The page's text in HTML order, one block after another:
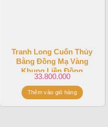
Tranh Long Cuốn Thủy
Bằng Đồng Mạ Vàng
Khung Liền Đồng
1m47x1m07
33.800.000
Thêm vào giỏ hàng